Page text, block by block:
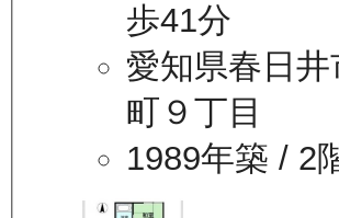
歩41分
愛知県春日井
町９丁目
1989年築 / 2